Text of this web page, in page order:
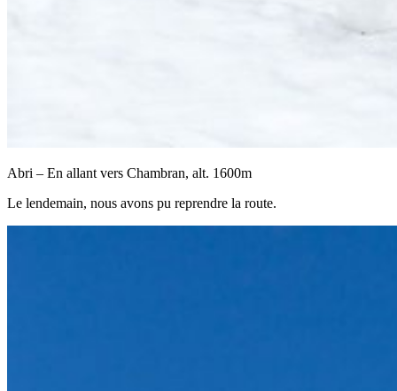
Abri – En allant vers Chambran, alt. 1600m
Le lendemain, nous avons pu reprendre la route.